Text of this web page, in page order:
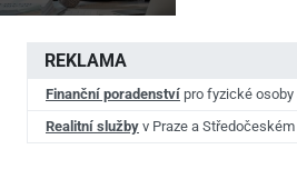
REKLAMA
Finanční poradenství pro fyzické
Realitní služby v Praze a